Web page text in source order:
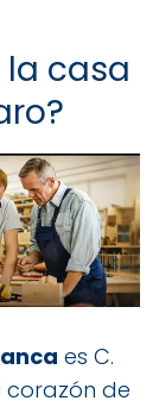
la casa
es C.
corazón de